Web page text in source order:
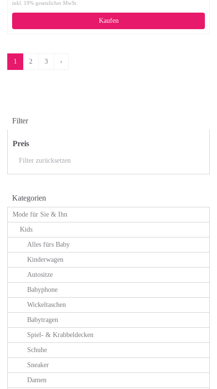
inkl. 19% gesetzlicher MwSt.
Kaufen
1 2 3 ›
Filter
Preis
Filter zurücksetzen
Kategorien
Mode für Sie & Ihn
Kids
Alles fürs Baby
Kinderwagen
Autositze
Babyphone
Wickeltaschen
Babytragen
Spiel- & Krabbeldecken
Schuhe
Sneaker
Damen